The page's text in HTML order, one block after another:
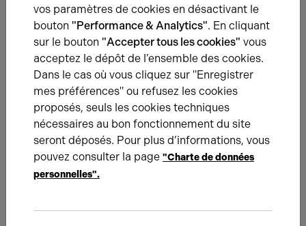
Nous avons hâte de vous lire,
prenez contact !
Nom*
Prénom*
vos paramètres de cookies en désactivant le
bouton "Performance & Analytics". En cliquant
sur le bouton "Accepter tous les cookies" vous
acceptez le dépôt de l’ensemble des cookies.
Dans le cas où vous cliquez sur "Enregistrer
mes préférences" ou refusez les cookies
proposés, seuls les cookies techniques
nécessaires au bon fonctionnement du site
seront déposés. Pour plus d’informations, vous
pouvez consulter la page "Charte de données
personnelles".